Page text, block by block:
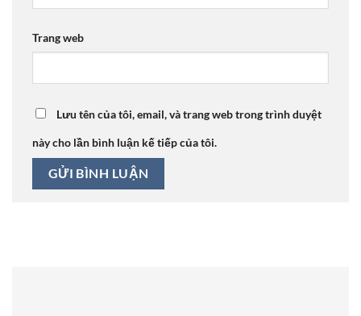
Trang web
Lưu tên của tôi, email, và trang web trong trình duyệt
này cho lần bình luận kế tiếp của tôi.